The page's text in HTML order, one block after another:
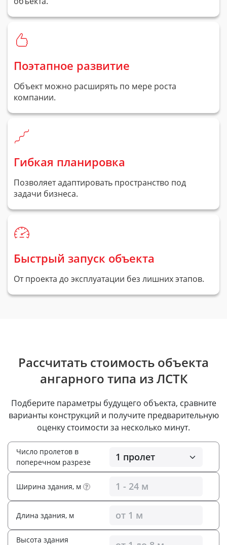
Поэтапное развитие
Объект можно расширять по мере роста
компании.
Гибкая планировка
Позволяет адаптировать пространство под
задачи бизнеса.
Быстрый запуск объекта
От проекта до эксплуатации без лишних этапов.
Рассчитать стоимость объекта
ангарного типа из ЛСТК
Подберите параметры будущего объекта, сравните
варианты конструкций и получите предварительную
оценку стоимости за несколько минут.
Число пролетов в
поперечном разрезе
Ширина здания, м ?
Длина здания, м
Высота здания